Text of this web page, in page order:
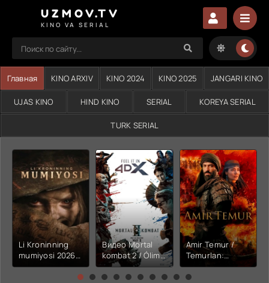
UZMOV.TV
KINO VA SERIAL
Главная KINO ARXIV KINO 2024 KINO 2025 JANGARI KINO
UJAS KINO HIND KINO SERIAL KOREYA SERIAL
TURK SERIAL
Li Kroninning
mumiyosi 2026
(uzbek tilida
kino) tarjima HD
Видео Mortal
kombat 2 / Ólim
jangi 2 (2026)
Uzbek tilida
Amir Temur /
Temurlan:
Fathchining
yuksalishi